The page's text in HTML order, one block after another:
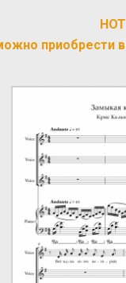
приобрести в